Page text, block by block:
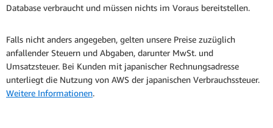
Database verbraucht und müssen nichts im Voraus bereitstellen.
Falls nicht anders angegeben, gelten unsere Preise zuzüglich
anfallender Steuern und Abgaben, darunter MwSt. und
Umsatzsteuer. Bei Kunden mit japanischer Rechnungsadresse
unterliegt die Nutzung von AWS der japanischen Verbrauchssteuer.
Weitere Informationen.